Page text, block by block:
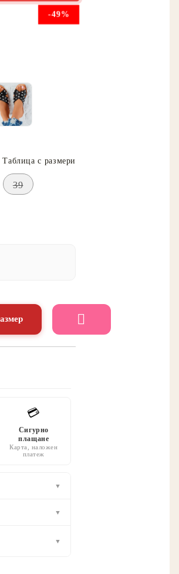
-49%
Таблица с размери
39
💳
Сигурно
плащане
Карта, наложен
платеж
▼
▼
▼